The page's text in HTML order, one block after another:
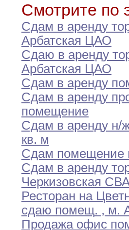
Смотрите по
Сдам в аренду
Арбатская ЦАО
Сдаю в аренду
Арбатская ЦАО
Сдам в аренду
Сдам в аренду
помещение
Сдам в аренду н/
кв. м
Сдам помещение
Сдам в аренду
Черкизовская
Ресторан на
сдаю помещ. , м.
Продажа офис